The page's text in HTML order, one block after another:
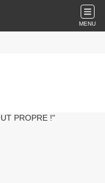
MENU